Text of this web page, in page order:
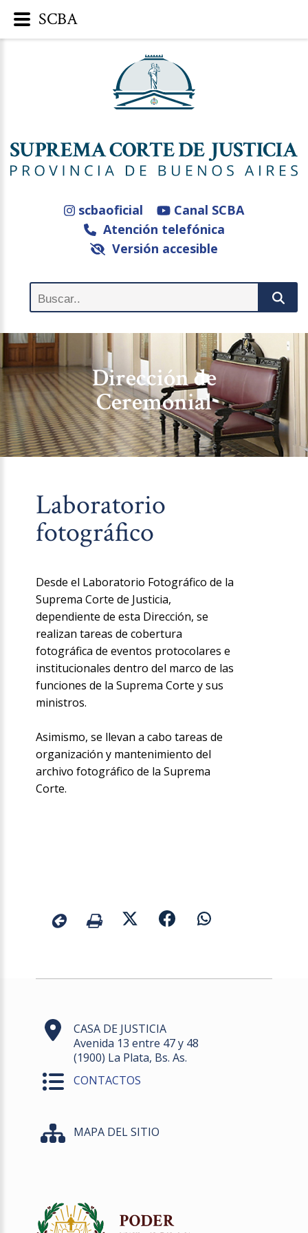
scbaoficial
Canal SCBA
Atención telefónica
Versión accesible
Dirección de
Ceremonial
Laboratorio
fotográfico
Desde el Laboratorio Fotográfico de la
Suprema Corte de Justicia,
dependiente de esta Dirección, se
realizan tareas de cobertura
fotográfica de eventos protocolares e
institucionales dentro del marco de las
funciones de la Suprema Corte y sus
ministros.
Asimismo, se llevan a cabo tareas de
organización y mantenimiento del
archivo fotográfico de la Suprema
Corte.
CASA DE JUSTICIA
Avenida 13 entre 47 y 48
(1900) La Plata, Bs. As.
CONTACTOS
MAPA DEL SITIO
SCBA